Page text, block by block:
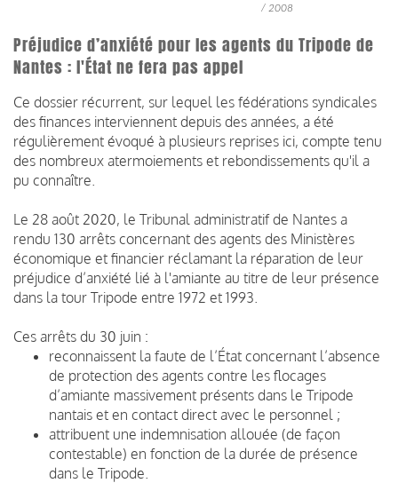
/ 2008
Préjudice d’anxiété pour les agents du Tripode de
Nantes : l'État ne fera pas appel
Ce dossier récurrent, sur lequel les fédérations syndicales
des finances interviennent depuis des années, a été
régulièrement évoqué à plusieurs reprises ici, compte tenu
des nombreux atermoiements et rebondissements qu'il a
pu connaître.
Le 28 août 2020, le Tribunal administratif de Nantes a
rendu 130 arrêts concernant des agents des Ministères
économique et financier réclamant la réparation de leur
préjudice d’anxiété lié à l'amiante au titre de leur présence
dans la tour Tripode entre 1972 et 1993.
Ces arrêts du 30 juin :
reconnaissent la faute de l’État concernant l’absence
de protection des agents contre les flocages
d’amiante massivement présents dans le Tripode
nantais et en contact direct avec le personnel ;
attribuent une indemnisation allouée (de façon
contestable) en fonction de la durée de présence
dans le Tripode.